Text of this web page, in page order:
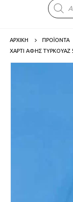
Products
search
ΑΡΧΙΚΗ ΠΡΟΪΟΝΤΑ
ΧΑΡΤΊ ΑΦΉΣ ΤΥΡΚΟΥΆΖ